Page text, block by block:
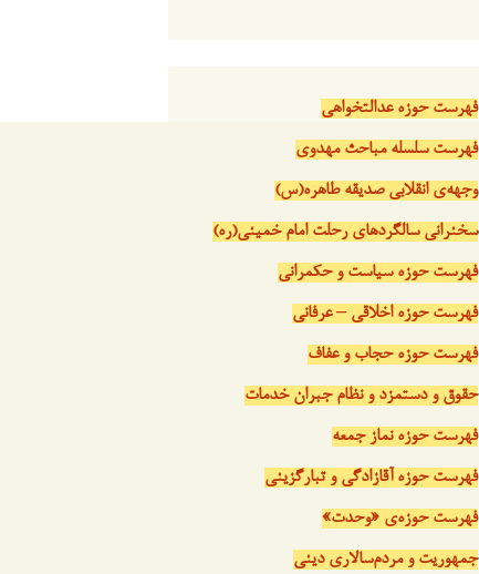
فهرست حوزه عدالتخواهی
فهرست سلسله مباحث مهدوی
وجهه‌ی انقلابی صدیقه طاهره(س)
سخنرانی سالگردهای رحلت امام خمینی(ره)
فهرست حوزه سیاست و حکمرانی
فهرست حوزه اخلاقی – عرفانی
فهرست حوزه حجاب و عفاف
حقوق و دستمزد و نظام جبران خدمات
فهرست حوزه نماز جمعه
فهرست حوزه آقازادگی و تبارگزینی
فهرست حوزه‌ی «وحدت»
جمهوریت و مردم‌سالاری دینی